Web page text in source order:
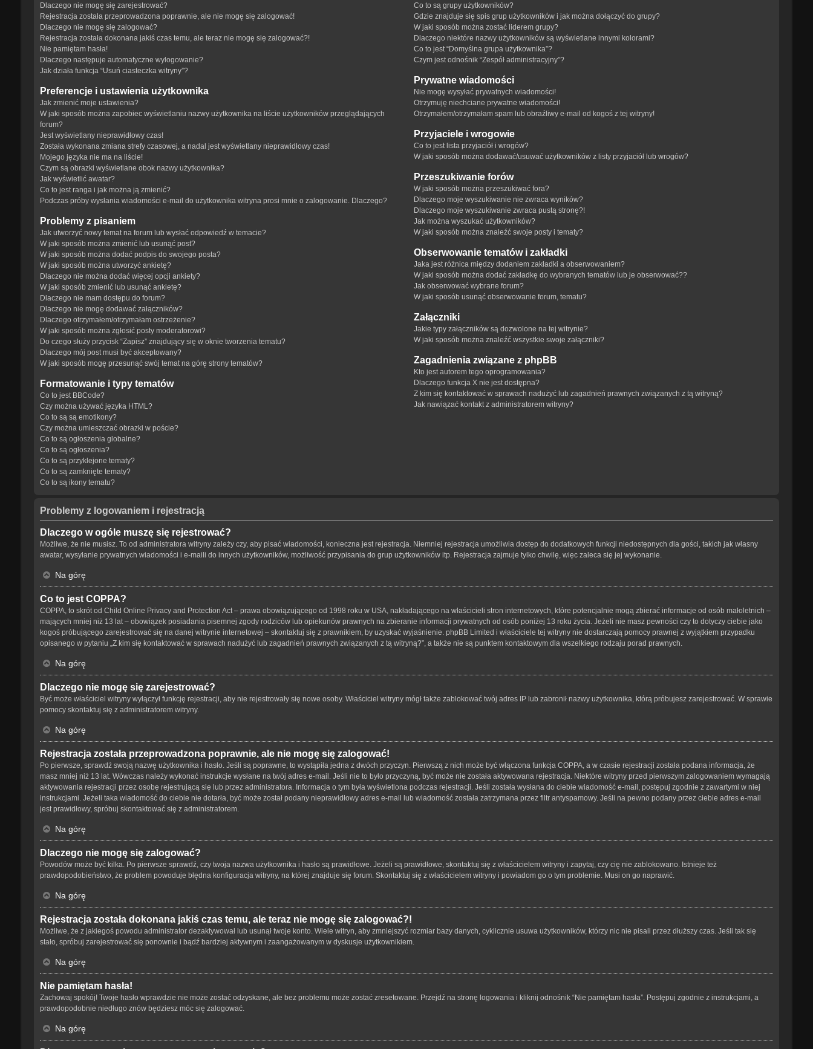
Dlaczego nie mogę się zarejestrować?
Rejestracja została przeprowadzona poprawnie, ale nie mogę się zalogować!
Dlaczego nie mogę się zalogować?
Rejestracja została dokonana jakiś czas temu, ale teraz nie mogę się zalogować?!
Nie pamiętam hasła!
Dlaczego następuje automatyczne wylogowanie?
Jak działa funkcja “Usuń ciasteczka witryny”?
Preferencje i ustawienia użytkownika
Jak zmienić moje ustawienia?
W jaki sposób można zapobiec wyświetlaniu nazwy użytkownika na liście użytkowników przeglądających
forum?
Jest wyświetlany nieprawidłowy czas!
Została wykonana zmiana strefy czasowej, a nadal jest wyświetlany nieprawidłowy czas!
Mojego języka nie ma na liście!
Czym są obrazki wyświetlane obok nazwy użytkownika?
Jak wyświetlić awatar?
Co to jest ranga i jak można ją zmienić?
Podczas próby wysłania wiadomości e-mail do użytkownika witryna prosi mnie o zalogowanie. Dlaczego?
Problemy z pisaniem
Jak utworzyć nowy temat na forum lub wysłać odpowiedź w temacie?
W jaki sposób można zmienić lub usunąć post?
W jaki sposób można dodać podpis do swojego posta?
W jaki sposób można utworzyć ankietę?
Dlaczego nie można dodać więcej opcji ankiety?
W jaki sposób zmienić lub usunąć ankietę?
Dlaczego nie mam dostępu do forum?
Dlaczego nie mogę dodawać załączników?
Dlaczego otrzymałem/otrzymałam ostrzeżenie?
W jaki sposób można zgłosić posty moderatorowi?
Do czego służy przycisk “Zapisz” znajdujący się w oknie tworzenia tematu?
Dlaczego mój post musi być akceptowany?
W jaki sposób mogę przesunąć swój temat na górę strony tematów?
Formatowanie i typy tematów
Co to jest BBCode?
Czy można używać języka HTML?
Co to są są emotikony?
Czy można umieszczać obrazki w poście?
Co to są ogłoszenia globalne?
Co to są ogłoszenia?
Co to są przyklejone tematy?
Co to są zamknięte tematy?
Co to są ikony tematu?
Co to są grupy użytkowników?
Gdzie znajduje się spis grup użytkowników i jak można dołączyć do grupy?
W jaki sposób można zostać liderem grupy?
Dlaczego niektóre nazwy użytkowników są wyświetlane innymi kolorami?
Co to jest “Domyślna grupa użytkownika”?
Czym jest odnośnik “Zespół administracyjny”?
Prywatne wiadomości
Nie mogę wysyłać prywatnych wiadomości!
Otrzymuję niechciane prywatne wiadomości!
Otrzymałem/otrzymałam spam lub obraźliwy e-mail od kogoś z tej witryny!
Przyjaciele i wrogowie
Co to jest lista przyjaciół i wrogów?
W jaki sposób można dodawać/usuwać użytkowników z listy przyjaciół lub wrogów?
Przeszukiwanie forów
W jaki sposób można przeszukiwać fora?
Dlaczego moje wyszukiwanie nie zwraca wyników?
Dlaczego moje wyszukiwanie zwraca pustą stronę?!
Jak można wyszukać użytkowników?
W jaki sposób można znaleźć swoje posty i tematy?
Obserwowanie tematów i zakładki
Jaka jest różnica między dodaniem zakładki a obserwowaniem?
W jaki sposób można dodać zakładkę do wybranych tematów lub je obserwować??
Jak obserwować wybrane forum?
W jaki sposób usunąć obserwowanie forum, tematu?
Załączniki
Jakie typy załączników są dozwolone na tej witrynie?
W jaki sposób można znaleźć wszystkie swoje załączniki?
Zagadnienia związane z phpBB
Kto jest autorem tego oprogramowania?
Dlaczego funkcja X nie jest dostępna?
Z kim się kontaktować w sprawach nadużyć lub zagadnień prawnych związanych z tą witryną?
Jak nawiązać kontakt z administratorem witryny?
Problemy z logowaniem i rejestracją
Dlaczego w ogóle muszę się rejestrować?
Możliwe, że nie musisz. To od administratora witryny zależy czy, aby pisać wiadomości, konieczna jest rejestracja. Niemniej rejestracja umożliwia dostęp do dodatkowych funkcji niedostępnych dla gości, takich jak własny
awatar, wysyłanie prywatnych wiadomości i e-maili do innych użytkowników, możliwość przypisania do grup użytkowników itp. Rejestracja zajmuje tylko chwilę, więc zaleca się jej wykonanie.
Na górę
Co to jest COPPA?
COPPA, to skrót od Child Online Privacy and Protection Act – prawa obowiązującego od 1998 roku w USA, nakładającego na właścicieli stron internetowych, które potencjalnie mogą zbierać informacje od osób małoletnich –
mających mniej niż 13 lat – obowiązek posiadania pisemnej zgody rodziców lub opiekunów prawnych na zbieranie informacji prywatnych od osób poniżej 13 roku życia. Jeżeli nie masz pewności czy to dotyczy ciebie jako
kogoś próbującego zarejestrować się na danej witrynie internetowej – skontaktuj się z prawnikiem, by uzyskać wyjaśnienie. phpBB Limited i właściciele tej witryny nie dostarczają pomocy prawnej z wyjątkiem przypadku
opisanego w pytaniu „Z kim się kontaktować w sprawach nadużyć lub zagadnień prawnych związanych z tą witryną?”, a także nie są punktem kontaktowym dla wszelkiego rodzaju porad prawnych.
Na górę
Dlaczego nie mogę się zarejestrować?
Być może właściciel witryny wyłączył funkcję rejestracji, aby nie rejestrowały się nowe osoby. Właściciel witryny mógł także zablokować twój adres IP lub zabronił nazwy użytkownika, którą próbujesz zarejestrować. W sprawie
pomocy skontaktuj się z administratorem witryny.
Na górę
Rejestracja została przeprowadzona poprawnie, ale nie mogę się zalogować!
Po pierwsze, sprawdź swoją nazwę użytkownika i hasło. Jeśli są poprawne, to wystąpiła jedna z dwóch przyczyn. Pierwszą z nich może być włączona funkcja COPPA, a w czasie rejestracji została podana informacja, że
masz mniej niż 13 lat. Wówczas należy wykonać instrukcje wysłane na twój adres e-mail. Jeśli nie to było przyczyną, być może nie została aktywowana rejestracja. Niektóre witryny przed pierwszym zalogowaniem wymagają
aktywowania rejestracji przez osobę rejestrującą się lub przez administratora. Informacja o tym była wyświetlona podczas rejestracji. Jeśli została wysłana do ciebie wiadomość e-mail, postępuj zgodnie z zawartymi w niej
instrukcjami. Jeżeli taka wiadomość do ciebie nie dotarła, być może został podany nieprawidłowy adres e-mail lub wiadomość została zatrzymana przez filtr antyspamowy. Jeśli na pewno podany przez ciebie adres e-mail
jest prawidłowy, spróbuj skontaktować się z administratorem.
Na górę
Dlaczego nie mogę się zalogować?
Powodów może być kilka. Po pierwsze sprawdź, czy twoja nazwa użytkownika i hasło są prawidłowe. Jeżeli są prawidłowe, skontaktuj się z właścicielem witryny i zapytaj, czy cię nie zablokowano. Istnieje też
prawdopodobieństwo, że problem powoduje błędna konfiguracja witryny, na której znajduje się forum. Skontaktuj się z właścicielem witryny i powiadom go o tym problemie. Musi on go naprawić.
Na górę
Rejestracja została dokonana jakiś czas temu, ale teraz nie mogę się zalogować?!
Możliwe, że z jakiegoś powodu administrator dezaktywował lub usunął twoje konto. Wiele witryn, aby zmniejszyć rozmiar bazy danych, cyklicznie usuwa użytkowników, którzy nic nie pisali przez dłuższy czas. Jeśli tak się
stało, spróbuj zarejestrować się ponownie i bądź bardziej aktywnym i zaangażowanym w dyskusje użytkownikiem.
Na górę
Nie pamiętam hasła!
Zachowaj spokój! Twoje hasło wprawdzie nie może zostać odzyskane, ale bez problemu może zostać zresetowane. Przejdź na stronę logowania i kliknij odnośnik “Nie pamiętam hasła”. Postępuj zgodnie z instrukcjami, a
prawdopodobnie niedługo znów będziesz móc się zalogować.
Na górę